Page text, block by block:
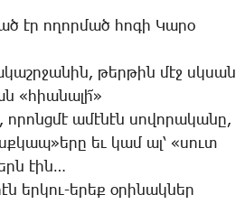
էր ո­ղոր­մած հո­գի ­Կա­րօ
թեր­թին մէջ սկսան
«հիա­նա­լի՜»
ա­մէ­նէն սո­վո­րա­կա­նը,
եւ կամ ալ՝ «սուտ
էին…
եր­կու-ե­րեք օ­րի­նակ­ներ